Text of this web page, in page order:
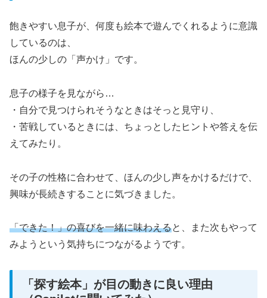
飽きやすい息子が、何度も絵本で遊んでくれるように意識
しているのは、
ほんの少しの「声かけ」です。
息子の様子を見ながら…
・自分で見つけられそうなときはそっと見守り、
・苦戦しているときには、ちょっとしたヒントや答えを伝
えてみたり。
その子の性格に合わせて、ほんの少し声をかけるだけで、
興味が長続きすることに気づきました。
「できた！」の喜びを一緒に味わえると、また次もやって
みようという気持ちにつながるようです。
「探す絵本」が目の動きに良い理由